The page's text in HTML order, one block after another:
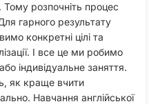
Тому розпочніть процес
гарного результату
конкретні цілі та
І все це ми робимо
індивідуальне заняття.
як краще вчити
Навчання англійської